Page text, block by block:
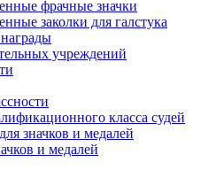
фрачные значки
заколки для галстука
учреждений
класса судей
значков и медалей
и медалей